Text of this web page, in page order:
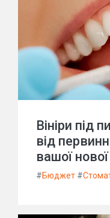
Вініри під
від
вашої
#Бюджет #